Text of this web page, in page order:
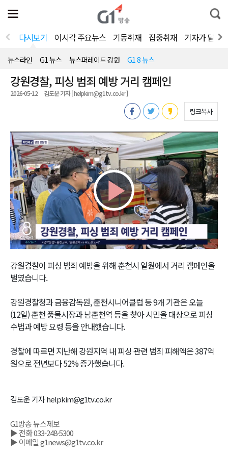
전
체
뉴
열
통
합
색
다시보기 이시각 주요뉴스 기동취재 집중취재 기자가 달려
뉴스라인 G1 뉴스 뉴스퍼레이드 강원 G1 8 뉴스
강원경찰, 피싱 범죄 예방 거리 캠페인
2026-05-12 김도운 기자 [ helpkim@g1tv.co.kr ]
링크복사
Play
Video
강원경찰이 피싱 범죄 예방을 위해 춘천시 일원에서 거리 캠페인을
벌였습니다.
강원경찰청과 금융감독원, 춘천시니어클럽 등 9개 기관은 오늘
(12일) 춘천 풍물시장과 남춘천역 등을 찾아 시민을 대상으로 피싱
수법과 예방 요령 등을 안내했습니다.
경찰에 따르면 지난해 강원지역 내 피싱 관련 범죄 피해액은 387억
원으로 전년보다 52% 증가했습니다.
김도운 기자 helpkim@g1tv.co.kr
G1방송 뉴스제보
▶ 전화 033-248-5300
▶ 이메일 g1news@g1tv.co.kr